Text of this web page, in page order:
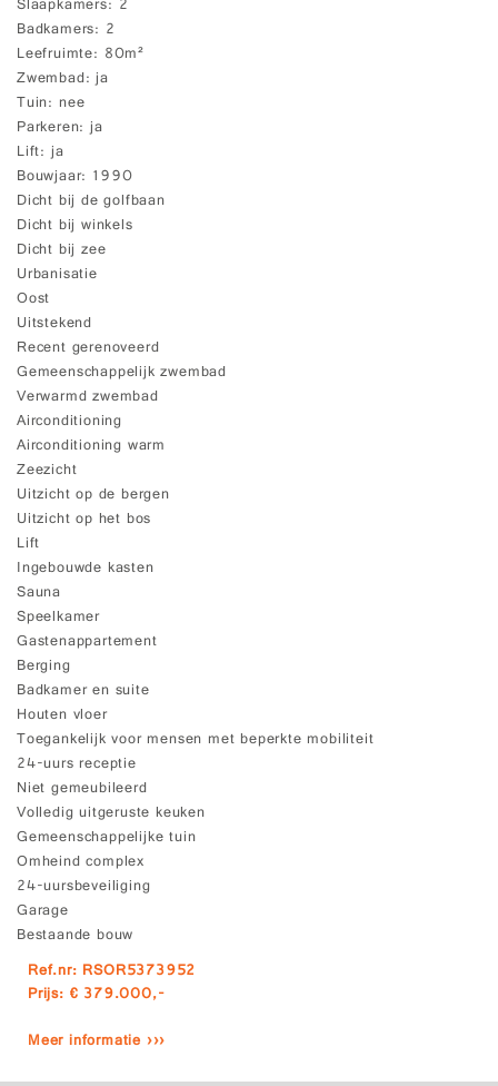
Slaapkamers 2
Badkamers 2
Leefruimte 80m²
Zwembad ja
Tuin nee
Parkeren ja
Lift ja
Bouwjaar 1990
Dicht bij de golfbaan
Dicht bij winkels
Dicht bij zee
Urbanisatie
Oost
Uitstekend
Recent gerenoveerd
Gemeenschappelijk zwembad
Verwarmd zwembad
Airconditioning
Airconditioning warm
Zeezicht
Uitzicht op de bergen
Uitzicht op het bos
Lift
Ingebouwde kasten
Sauna
Speelkamer
Gastenappartement
Berging
Badkamer en suite
Houten vloer
Toegankelijk voor mensen met beperkte mobiliteit
24-uurs receptie
Niet gemeubileerd
Volledig uitgeruste keuken
Gemeenschappelijke tuin
Omheind complex
24-uursbeveiliging
Garage
Bestaande bouw
Ref.nr: RSOR5373952
Prijs: € 379.000,-
Meer informatie ›››